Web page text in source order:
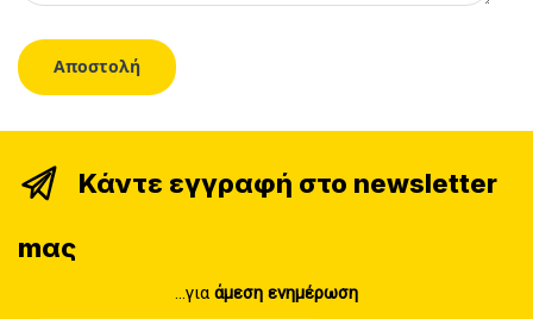
Κάντε εγγραφή στο newsletter
mας
...για άμεση ενημέρωση